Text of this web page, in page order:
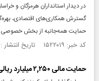
در دیدار استانداران هرمزگان و
گسترش همکاری‌های اقتصادی،
حمایت همه‌جانبه از بخش خصوصی
کد خبر: ۱۵۲۲۰۱۹ تاریخ انتشار : ۱۴۰۴/۰۷/۱۸
حمایت مالی ۲,۲۵۰ میلیارد ریالی از ایده‌ها در فن‌نما اصفهان ۱۴۰۴